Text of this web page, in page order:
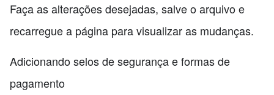
Faça as alterações desejadas, salve o arquivo e
recarregue a página para visualizar as mudanças.
Adicionando selos de segurança e formas de
pagamento